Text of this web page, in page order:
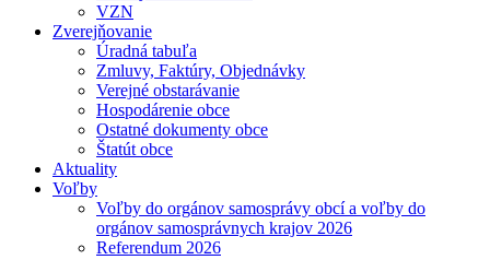
VZN
Zverejňovanie
Úradná tabuľa
Zmluvy, Faktúry, Objednávky
Verejné obstarávanie
Hospodárenie obce
Ostatné dokumenty obce
Štatút obce
Aktuality
Voľby
Voľby do orgánov samosprávy obcí a voľby do
orgánov samosprávnych krajov 2026
Referendum 2026